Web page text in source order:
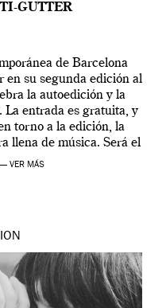
GUTTER
de Barcelona
en su segunda edición al
la autoedición y la
La entrada es gratuita, y
torno a la edición, la
llena de música. Será el
— VER MÁS